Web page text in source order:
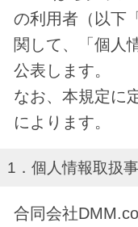
の利用者（以下
関して、「個人
公表します。
なお、本規定に
によります。
1．個人情報取扱
合同会社